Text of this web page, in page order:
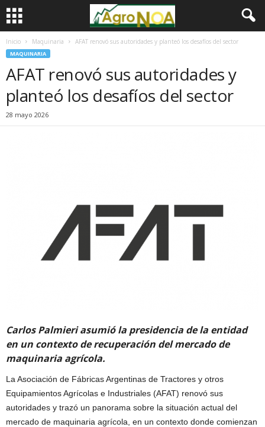
Inicio Maquinaria AFAT renovó sus autoridades y planteó los desafíos del sector
MAQUINARIA
AFAT renovó sus autoridades y
planteó los desafíos del sector
28 mayo 2026
Carlos Palmieri asumió la presidencia de la entidad
en un contexto de recuperación del mercado de
maquinaria agrícola.
La Asociación de Fábricas Argentinas de Tractores y otros
Equipamientos Agrícolas e Industriales (AFAT) renovó sus
autoridades y trazó un panorama sobre la situación actual del
mercado de maquinaria agrícola, en un contexto donde comienzan